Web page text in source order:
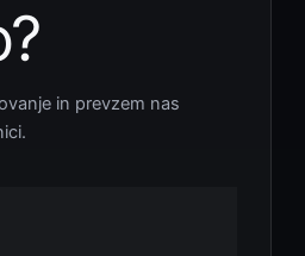
in prevzem nas